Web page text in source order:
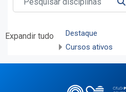
Expandir tudo
Destaque
Cursos ativos